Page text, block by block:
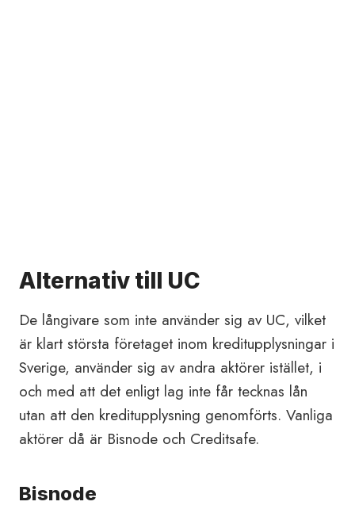
Alternativ till UC
De långivare som inte använder sig av UC, vilket
är klart största företaget inom kreditupplysningar i
Sverige, använder sig av andra aktörer istället, i
och med att det enligt lag inte får tecknas lån
utan att den kreditupplysning genomförts. Vanliga
aktörer då är Bisnode och Creditsafe.
Bisnode